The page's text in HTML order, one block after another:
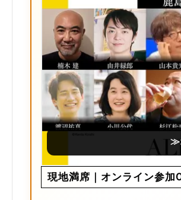
≫
現地満席｜オンライン参加